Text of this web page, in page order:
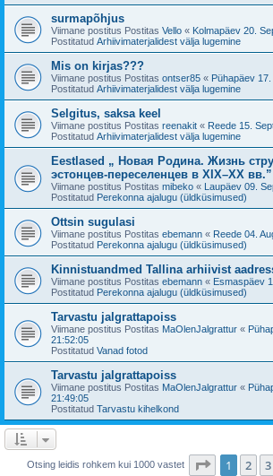
surmapõhjus
Viimane postitus Postitas Vello « Kolmapäev 20.
Postitatud Arhiivimaterjalidest välja lugemine
Mis on kirjas???
Viimane postitus Postitas ontser85 « Pühapäev
Postitatud Arhiivimaterjalidest välja lugemine
Selgitus, saksa keel
Viimane postitus Postitas reenakit « Reede 15.
Postitatud Arhiivimaterjalidest välja lugemine
Eestlased „ Новая Родина. Жизнь
эстонцев-переселенцев в XIX–XX вв.”
Viimane postitus Postitas mibeko « Laupäev 09.
Postitatud Perekonna ajalugu (üldküsimused)
Ottsin sugulasi
Viimane postitus Postitas ebemann « Reede 04.
Postitatud Perekonna ajalugu (üldküsimused)
Kinnistuandmed Tallina arhiivist
Viimane postitus Postitas ebemann « Esmaspäev
Postitatud Perekonna ajalugu (üldküsimused)
Tarvastu jalgrattapoiss
Viimane postitus Postitas MaOlenJalgrattur «
21:52:05
Postitatud Vanad fotod
Tarvastu jalgrattapoiss
Viimane postitus Postitas MaOlenJalgrattur «
21:49:05
Postitatud Tarvastu kihelkond
Otsing leidis rohkem kui 1000 vastet 1 . leht20 -st
1 2 3